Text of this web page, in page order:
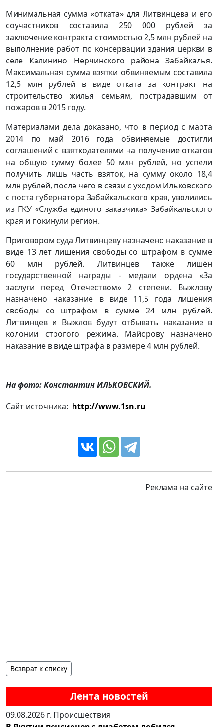
Лента новостей
09.08.2026 г. Происшествия
Минимальная сумма «отката» для Литвинцева и его
соучастников составила 250 000 рублей за
заключение контракта стоимостью 2,5 млн рублей на
выполнение работ по консервации здания церкви в
селе Калинино Нерчинского района Забайкалья.
Максимальная сумма взятки обвиняемым составила
12,5 млн рублей в виде отката за контракт на
строительство жилья семьям, пострадавшим от
пожаров в 2015 году.
Материалами дела доказано, что в период с марта
2014 по май 2016 года обвиняемые достигли
соглашений с взяткодателями на получение откатов
на общую сумму более 50 млн рублей, но успели
получить лишь часть взяток, на сумму около 18,4
млн рублей, после чего в связи с уходом Ильковского
с поста губернатора Забайкальского края, уволились
из ГКУ «Служба единого заказчика» Забайкальского
края и покинули регион.
Приговором суда Литвинцеву назначено наказание в
виде 13 лет лишения свободы со штрафом в сумме
60 млн рублей. Литвинцев также лишён
государственной награды - медали ордена «За
заслуги перед Отечеством» 2 степени. Выжлову
назначено наказание в виде 11,5 года лишения
свободы со штрафом в сумме 24 млн рублей.
Литвинцев и Выжлов будут отбывать наказание в
колонии строгого режима. Майорову назначено
наказание в виде штрафа в размере 4 млн рублей.
На фото: Константин ИЛЬКОВСКИЙ.
Сайт источника: http://www.1sn.ru
Реклама на сайте
Возврат к списку